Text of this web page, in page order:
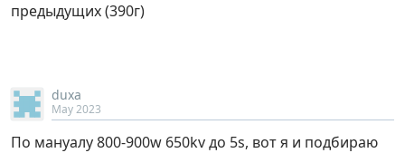
предыдущих (390г)
duxa
May 2023
По мануалу 800-900w 650kv до 5s, вот я и подбираю